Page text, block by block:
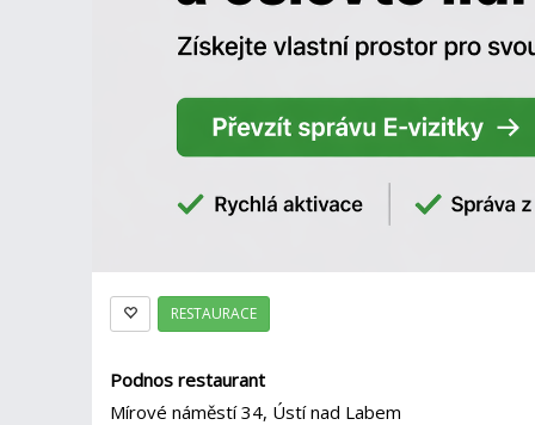
RESTAURACE
Podnos restaurant
Mírové náměstí 34, Ústí nad Labem